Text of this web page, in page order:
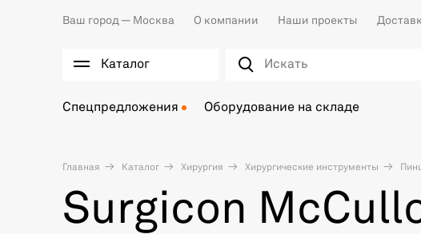
Ваш город — Москва О компании Наши проекты
Каталог
Спецпредложения Оборудование на складе
Главная Каталог Хирургия Хирургические инструменты
Surgicon